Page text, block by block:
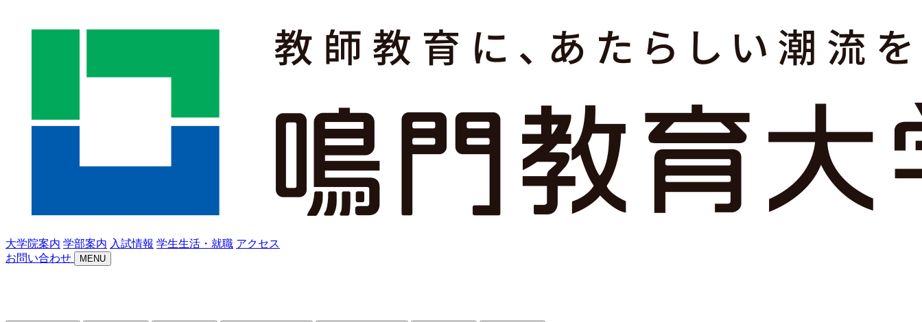
大学院案内 学部案内 入試情報 学生生活・就職 アクセス
お問い合わせ
MENU